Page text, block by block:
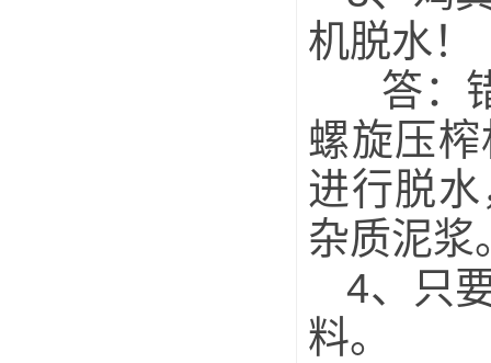
机脱水！
答：错
螺旋压
进行脱
杂质泥浆
4、只
料。